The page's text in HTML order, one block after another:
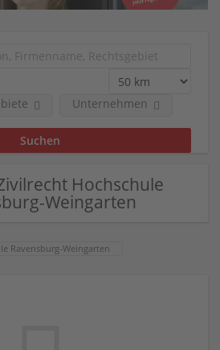
Unternehmen
Hochschule
Weingarten
Ravensburg-Weingarten